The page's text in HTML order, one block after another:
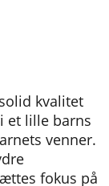
kvalitet
et lille barns
venner.
fokus på